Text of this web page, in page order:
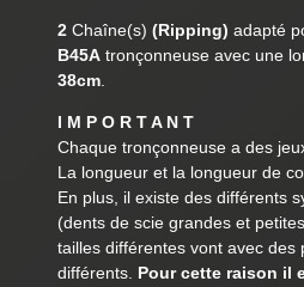
2Chaîne(s) (Ripping) adapté
B45Atronçonneuse avec une
38cm.
I M P O R T A N T
Chaque tronçonneuse a des
La longueur et la longueur de
En plus, il existe des différents
(dents de scie grandes et
tailles différentes vont avec des
différents. Pour cette raison il